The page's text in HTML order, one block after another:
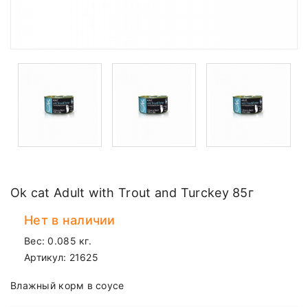
Ok cat Adult with Trout and Turckey 85г
Нет в наличии
Вес: 0.085 кг.
Артикул: 21625
Влажный корм в соусе